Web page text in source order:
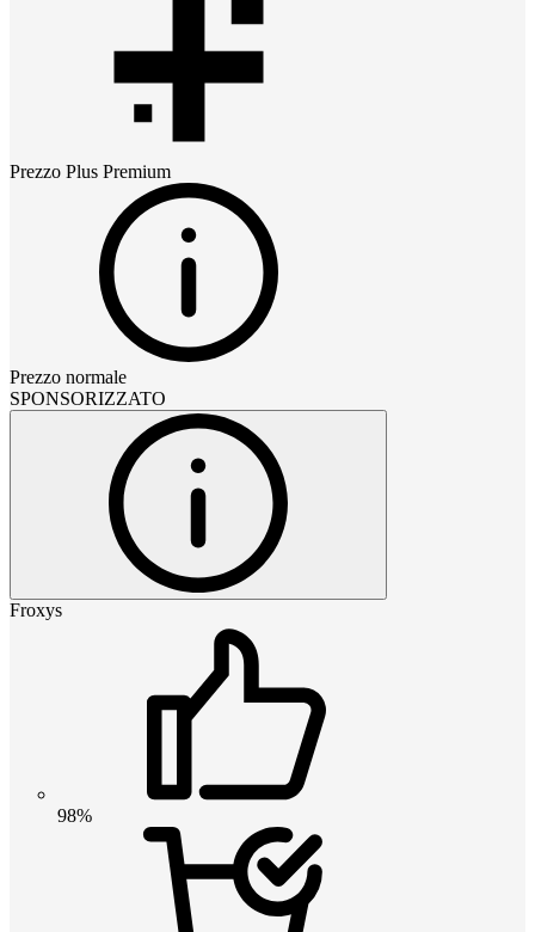
Prezzo Plus Premium
Prezzo normale
SPONSORIZZATO
Froxys
98%